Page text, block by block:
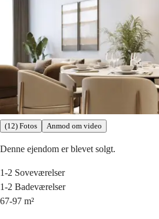
(12) Fotos Anmod om video
Denne ejendom er blevet solgt.
1-2 Soveværelser
1-2 Badeværelser
67-97 m²